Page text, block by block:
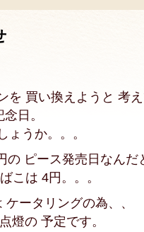
を 買い換えようと 考
日。
うか。。。
の ピース発売日なんだ
こは 4円。。。
ータリングの為、、
燈の 予定です。